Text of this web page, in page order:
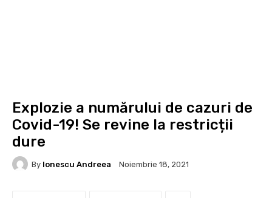
Explozie a numărului de cazuri de
Covid-19! Se revine la restricții
dure
By Ionescu Andreea Noiembrie 18, 2021